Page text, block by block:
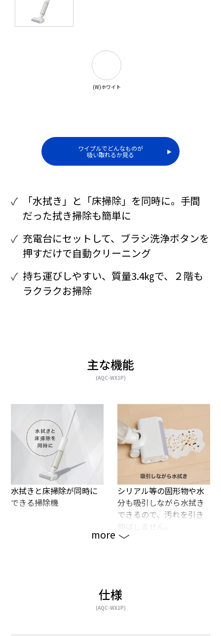
(W)ホワイト
ワイプルでどんなものが
吸い取れるか見る ▶︎
「水拭き」と「床掃除」を同時に。手間
だった拭き掃除も簡単に
充電台にセットして、ブラシ洗浄ボタンを
押すだけで自動クリーニング
持ち運びしやすい、質量3.4㎏で、２階も
ラクラクお掃除
主な機能
(AQC-WX1P)
水拭きと床掃除が同時に
できる掃除機
シリアル等の固形物や水
分も吸引しながら水拭き
できるので、汚れを引き
more
仕様
(AQC-WX1P)